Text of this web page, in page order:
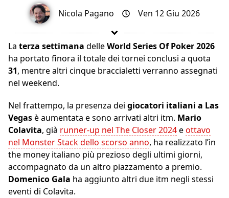
Nicola Pagano Ven 12 Giu 2026
La terza settimana delleWorld Series Of Poker 2026
ha portato finora il totale dei tornei conclusi a quota
31, mentre altri cinque braccialetti verranno assegnati
nel weekend.
Nel frattempo, la presenza dei giocatori italiani a Las
Vegasè aumentata e sono arrivati altri itm. Mario
Colavita, già runner-up nel The Closer 2024eottavo
nel Monster Stack dello scorso anno, ha realizzato l’in
the money italiano più prezioso degli ultimi giorni,
accompagnato da un altro piazzamento a premio.
Domenico Gala ha aggiunto altri due itm negli stessi
eventi di Colavita.